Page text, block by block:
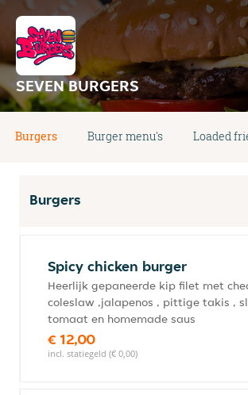
SEVEN BURGERS
Burgers Burger menu's Loaded
Burgers
Spicy chicken burger
Heerlijk gepaneerde kip filet met
coleslaw ,jalapenos , pittige takis ,
tomaat en homemade saus
€ 12,00
incl. statiegeld (€ 0,00)